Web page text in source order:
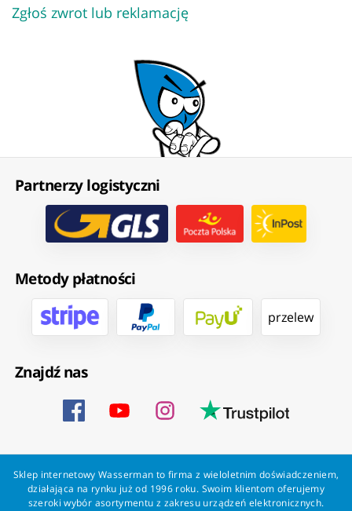
Zgłoś zwrot lub reklamację
Partnerzy logistyczni
Metody płatności
przelew
Znajdź nas
Sklep internetowy Wasserman to firma z wieloletnim doświadczeniem,
działająca na rynku już od 1996 roku. Swoim klientom oferujemy
szeroki wybór asortymentu z zakresu urządzeń elektronicznych.